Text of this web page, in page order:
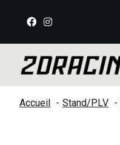
Accueil Stand/PLV